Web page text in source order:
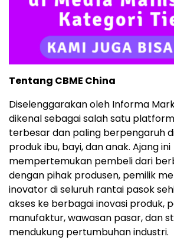
Tentang CBME China
Diselenggarakan oleh Informa
dikenal sebagai salah satu
terbesar dan paling berpengaruh
produk ibu, bayi, dan anak. Ajang ini
mempertemukan pembeli dari
dengan pihak produsen, pemilik
inovator di seluruh rantai pasok
akses ke berbagai inovasi produk,
manufaktur, wawasan pasar, dan
mendukung pertumbuhan industri.